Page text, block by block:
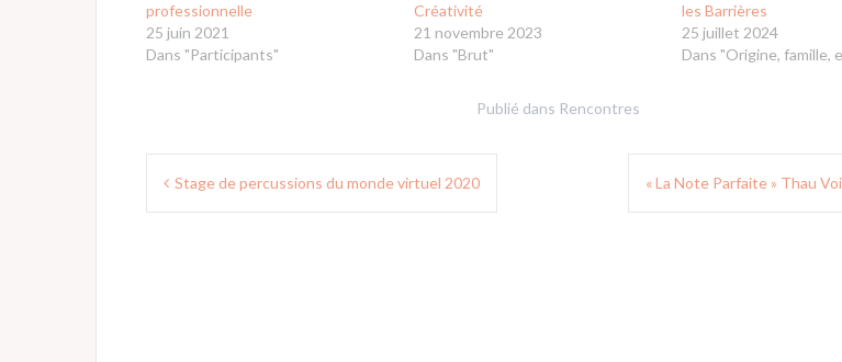
professionnelle
25 juin 2021
Dans "Participants"
Créativité
21 novembre 2023
Dans "Brut"
les Barrières
25 juillet 2024
Dans "Origine, famille,
Publié dans Rencontres
Navigation
Stage de percussions du monde virtuel 2020 « La Note Parfaite » Thau